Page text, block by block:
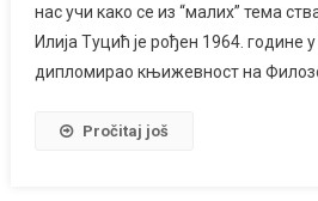
нас учи како се из “малих” тема
Илија Туцић је рођен 1964. године
дипломирао књижевност на
Pročitaj još